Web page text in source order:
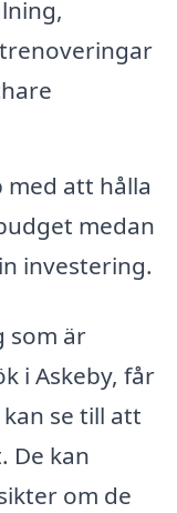
med att hålla
medan
investering.
som är
i Askeby, får
se till att
De kan
om de